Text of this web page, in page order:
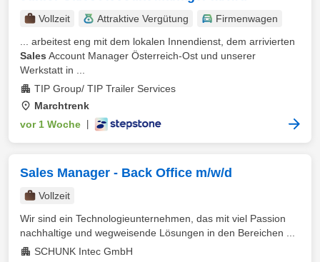
Vollzeit Attraktive Vergütung
Firmenwagen
... arbeitest eng mit dem lokalen Innendienst, dem arrivierten
Sales Account Manager Österreich-Ost und unserer
Werkstatt in ...
TIP Group/ TIP Trailer Services
Marchtrenk
vor 1 Woche
Sales Manager - Back Office m/w/d
Vollzeit
Wir sind ein Technologieunternehmen, das mit viel Passion
nachhaltige und wegweisende Lösungen in den Bereichen ...
SCHUNK Intec GmbH